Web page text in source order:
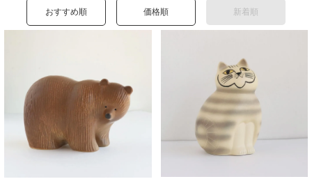
Instagram
おすすめ順 価格順 新着順